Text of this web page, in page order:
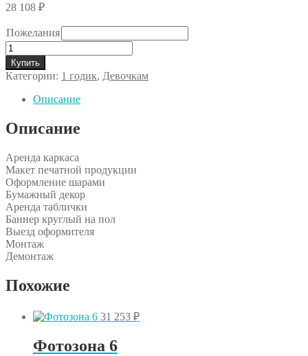
28 108 ₽
Пожелания
Количество
товара
Фотозона
№9.15
Купить
Категории: 1 годик, Девочкам
Описание
Описание
Аренда каркаса
Макет печатной продукции
Оформление шарами
Бумажный декор
Аренда таблички
Баннер круглый на пол
Выезд оформителя
Монтаж
Демонтаж
Похожие
31 253 ₽
Фотозона 6